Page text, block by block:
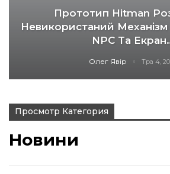
Прототип Hitman
Невикористаний
NPC Та
Олег Явір Тра 4,
Просмотр Категория
Новини